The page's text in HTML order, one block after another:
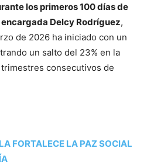
los primeros 100 días de
Delcy Rodríguez,
de 2026 ha iniciado con un
un salto del 23% en la
consecutivos de
FORTALECE LA PAZ SOCIAL